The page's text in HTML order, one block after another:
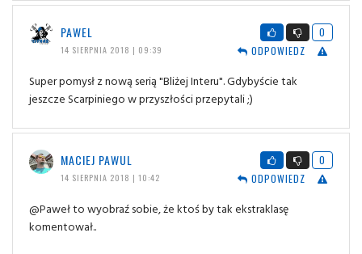
PAWEL
14 SIERPNIA 2018 | 09:39
0
ODPOWIEDZ
Super pomysł z nową serią "Bliżej Interu". Gdybyście tak
jeszcze Scarpiniego w przyszłości przepytali ;)
MACIEJ PAWUL
14 SIERPNIA 2018 | 10:42
0
ODPOWIEDZ
@Paweł to wyobraź sobie, że ktoś by tak ekstraklasę
komentował..